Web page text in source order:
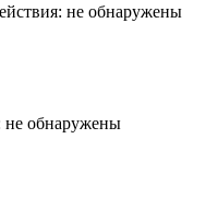
не обнаружены
не обнаружены